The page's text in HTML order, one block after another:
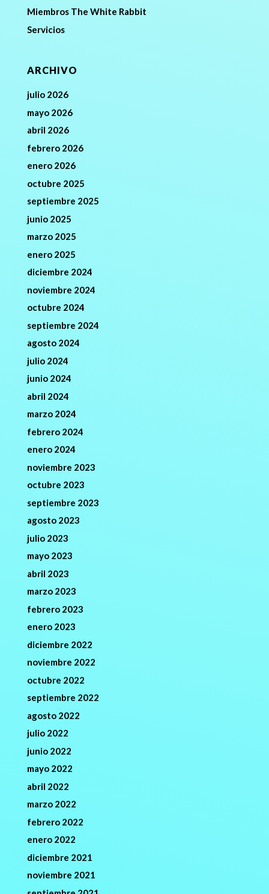
Miembros The White Rabbit
Servicios
ARCHIVO
julio 2026
mayo 2026
abril 2026
febrero 2026
enero 2026
octubre 2025
septiembre 2025
junio 2025
marzo 2025
enero 2025
diciembre 2024
noviembre 2024
octubre 2024
septiembre 2024
agosto 2024
julio 2024
junio 2024
abril 2024
marzo 2024
febrero 2024
enero 2024
noviembre 2023
octubre 2023
septiembre 2023
agosto 2023
julio 2023
mayo 2023
abril 2023
marzo 2023
febrero 2023
enero 2023
diciembre 2022
noviembre 2022
octubre 2022
septiembre 2022
agosto 2022
julio 2022
junio 2022
mayo 2022
abril 2022
marzo 2022
febrero 2022
enero 2022
diciembre 2021
noviembre 2021